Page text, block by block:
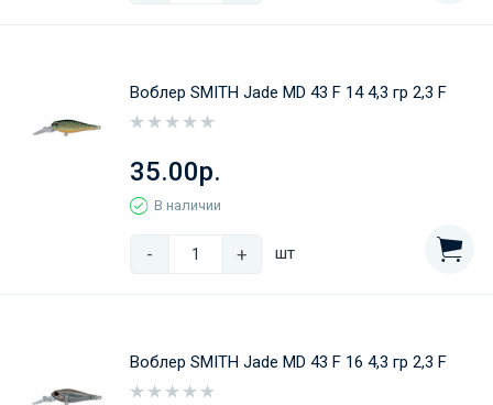
Воблер SMITH Jade MD 43 F 14 4,3 гр 2,3 F
35.00р.
В наличии
- + шт
Воблер SMITH Jade MD 43 F 16 4,3 гр 2,3 F